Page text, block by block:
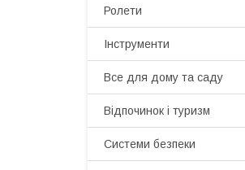
Ролети
Інструменти
Все для дому та саду
Відпочинок і туризм
Системи безпеки